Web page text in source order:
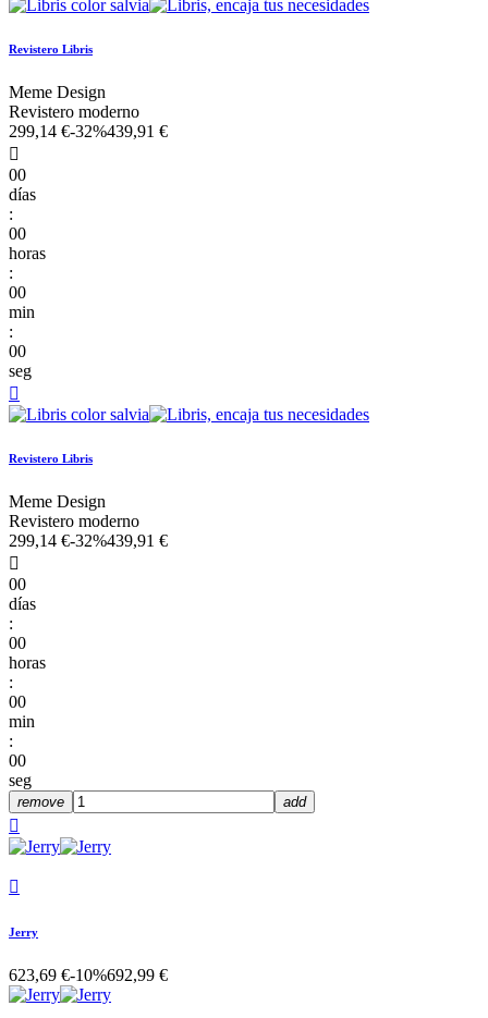
Revistero Libris
Meme Design
Revistero moderno
299,14 €-32%439,91 €

00
días
:
00
horas
:
00
min
:
00
seg

Revistero Libris
Meme Design
Revistero moderno
299,14 €-32%439,91 €

00
días
:
00
horas
:
00
min
:
00
seg
remove add


Jerry
623,69 €-10%692,99 €